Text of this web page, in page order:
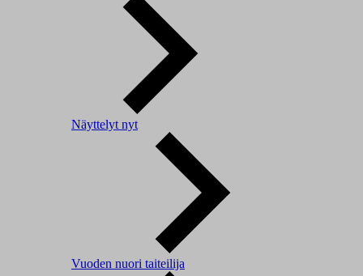
Näyttelyt nyt
Vuoden nuori taiteilija